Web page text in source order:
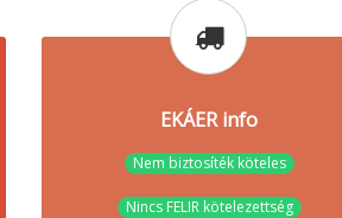
EKÁER info
Nem biztosíték köteles
Nincs FELIR kötelezettség